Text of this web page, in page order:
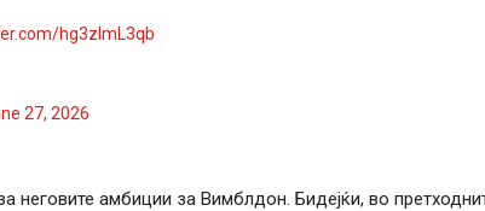
hg3zlmL3qb
27, 2026
неговите амбиции за Вимблдон. Бидејќи, во